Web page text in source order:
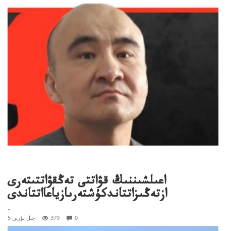
اعىلشىننىڭ قۋاتتى تەڭقۋاتتىتەرى
ازتەڭىزاتتاندكۇشتەرىازياعااتتاندى
..
5 جىل بۇرىن 379 0